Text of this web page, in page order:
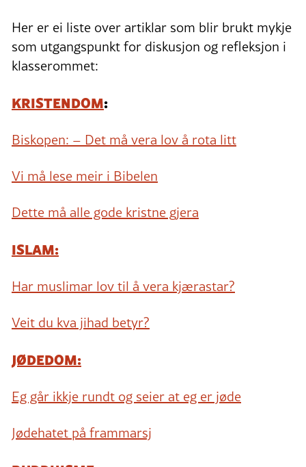
Her er ei liste over artiklar som blir brukt mykje
som utgangspunkt for diskusjon og refleksjon i
klasserommet:
KRISTENDOM:
Biskopen: – Det må vera lov å rota litt
Vi må lese meir i Bibelen
Dette må alle gode kristne gjera
ISLAM:
Har muslimar lov til å vera kjærastar?
Veit du kva jihad betyr?
JØDEDOM:
Eg går ikkje rundt og seier at eg er jøde
Jødehatet på frammarsj